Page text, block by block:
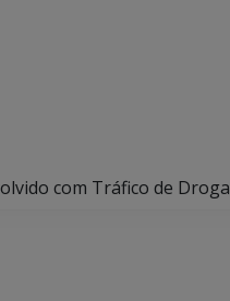
com Tráfico de